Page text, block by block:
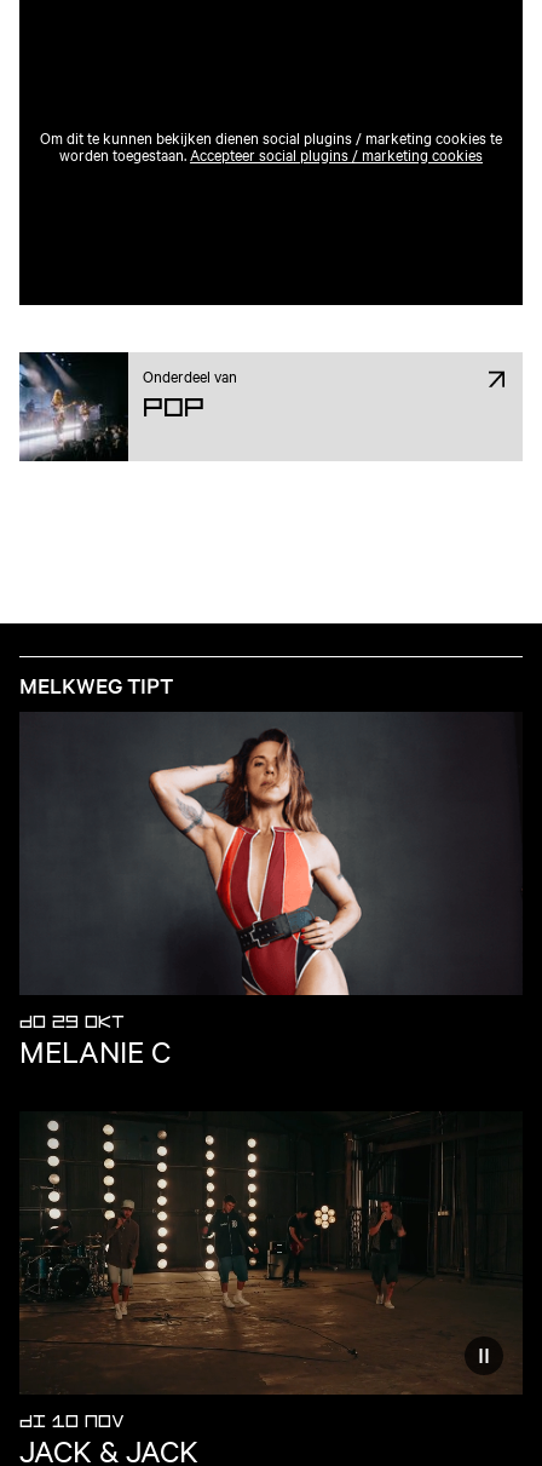
Om dit te kunnen bekijken dienen social plugins / marketing cookies te
worden toegestaan. Accepteer social plugins / marketing cookies
Onderdeel van
Pop
MELKWEG TIPT
DO 29 OKT
MELANIE C
DI 10 NOV
JACK & JACK